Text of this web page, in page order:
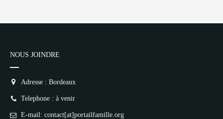
NOUS JOINDRE
Adresse : Bordeaux
Telephone : à venir
E-mail: contact[at]portailfamille.org